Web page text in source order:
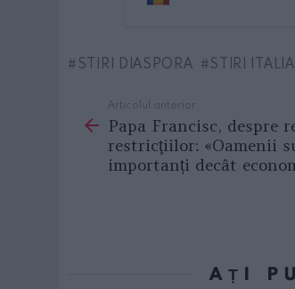
STIRI DIASPORA STIRI ITALIA
more
Articolul anterior
Papa Francisc, despre
restricţiilor: «Oamenii
importanți decât
AȚI